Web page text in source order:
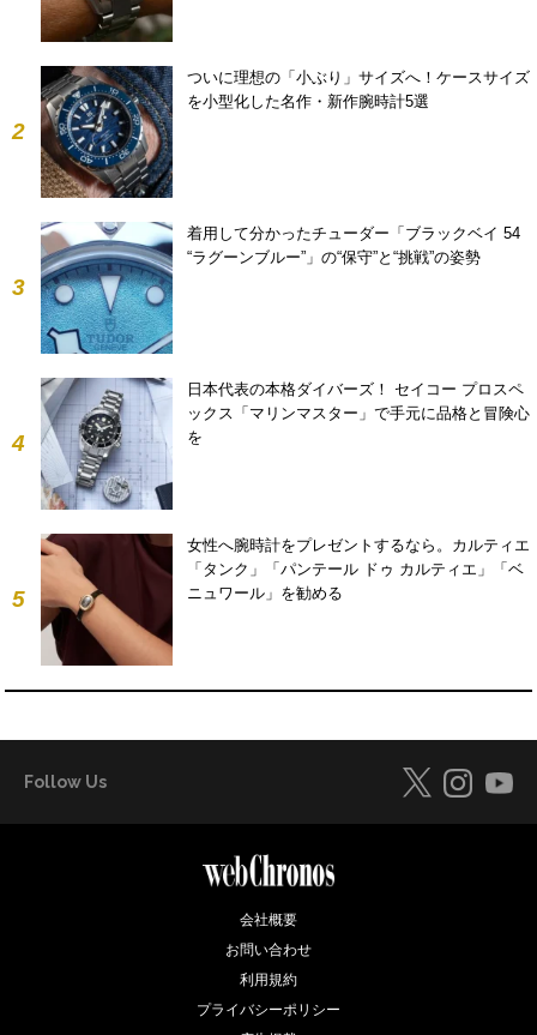
2
ついに理想の「小ぶり」サイズへ！ケースサイズ
を小型化した名作・新作腕時計5選
3
着用して分かったチューダー「ブラックベイ 54
“ラグーンブルー”」の“保守”と“挑戦”の姿勢
4
日本代表の本格ダイバーズ！ セイコー プロスペ
ックス「マリンマスター」で手元に品格と冒険心
を
5
女性へ腕時計をプレゼントするなら。カルティエ
「タンク」「パンテール ドゥ カルティエ」「ベ
ニュワール」を勧める
Follow Us
会社概要
お問い合わせ
利用規約
プライバシーポリシー